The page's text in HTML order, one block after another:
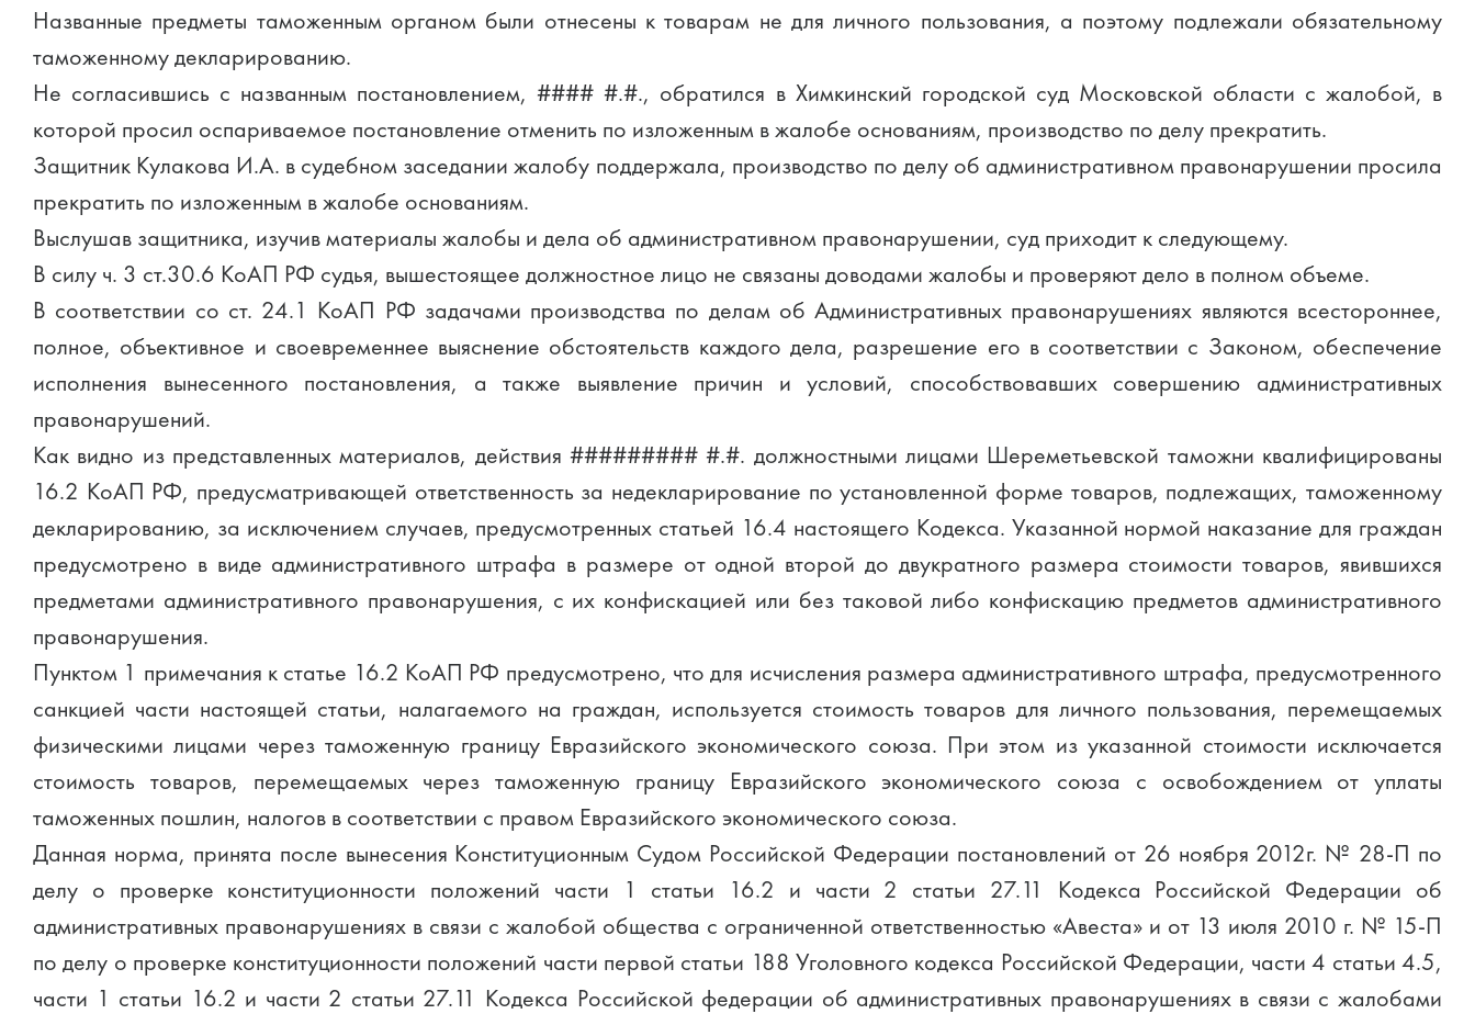
Названные предметы таможенным органом были отнесены к товарам не для личного пользования, а поэтому подлежали обязательному
таможенному декларированию.
Не согласившись с названным постановлением, #### #.#., обратился в Химкинский городской суд Московской области с жалобой, в
которой просил оспариваемое постановление отменить по изложенным в жалобе основаниям, производство по делу прекратить.
Защитник Кулакова И.А. в судебном заседании жалобу поддержала, производство по делу об административном правонарушении просила
прекратить по изложенным в жалобе основаниям.
Выслушав защитника, изучив материалы жалобы и дела об административном правонарушении, суд приходит к следующему.
В силу ч. 3 ст.30.6 КоАП РФ судья, вышестоящее должностное лицо не связаны доводами жалобы и проверяют дело в полном объеме.
В соответствии со ст. 24.1 КоАП РФ задачами производства по делам об Административных правонарушениях являются всестороннее,
полное, объективное и своевременнее выяснение обстоятельств каждого дела, разрешение его в соответствии с Законом, обеспечение
исполнения вынесенного постановления, а также выявление причин и условий, способствовавших совершению административных
правонарушений.
Как видно из представленных материалов, действия ######### #.#. должностными лицами Шереметьевской таможни квалифицированы
16.2 КоАП РФ, предусматривающей ответственность за недекларирование по установленной форме товаров, подлежащих, таможенному
декларированию, за исключением случаев, предусмотренных статьей 16.4 настоящего Кодекса. Указанной нормой наказание для граждан
предусмотрено в виде административного штрафа в размере от одной второй до двукратного размера стоимости товаров, явившихся
предметами административного правонарушения, с их конфискацией или без таковой либо конфискацию предметов административного
правонарушения.
Пунктом 1 примечания к статье 16.2 КоАП РФ предусмотрено, что для исчисления размера административного штрафа, предусмотренного
санкцией части настоящей статьи, налагаемого на граждан, используется стоимость товаров для личного пользования, перемещаемых
физическими лицами через таможенную границу Евразийского экономического союза. При этом из указанной стоимости исключается
стоимость товаров, перемещаемых через таможенную границу Евразийского экономического союза с освобождением от уплаты
таможенных пошлин, налогов в соответствии с правом Евразийского экономического союза.
Данная норма, принята после вынесения Конституционным Судом Российской Федерации постановлений от 26 ноября 2012г. № 28-П по
делу о проверке конституционности положений части 1 статьи 16.2 и части 2 статьи 27.11 Кодекса Российской Федерации об
административных правонарушениях в связи с жалобой общества с ограниченной ответственностью «Авеста» и от 13 июля 2010 г. № 15-П
по делу о проверке конституционности положений части первой статьи 188 Уголовного кодекса Российской Федерации, части 4 статьи 4.5,
части 1 статьи 16.2 и части 2 статьи 27.11 Кодекса Российской федерации об административных правонарушениях в связи с жалобами